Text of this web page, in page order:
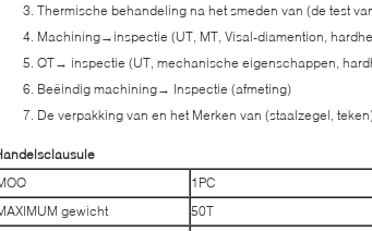
Thermische behandeling na het smeden van (de test
Machining→inspectie (UT, MT, Visal-diamention,
QT→ inspectie (UT, mechanische eigenschappen,
Beëindig machining→ Inspectie (afmeting)
De verpakking van en het Merken van (staalzegel,
1PC
gewicht
50T